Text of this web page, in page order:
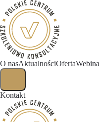
O nasAktualnościOferta
Kontakt